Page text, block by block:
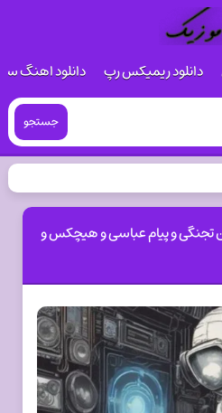
دانلود ریمیکس رپ دانلود اهنگ
جستجو
تجنگی و پیام عباسی و هیچکس و